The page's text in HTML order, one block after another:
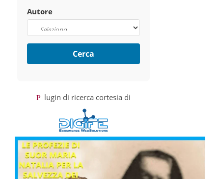
Autore
Cerca
Plugin di ricerca cortesia di